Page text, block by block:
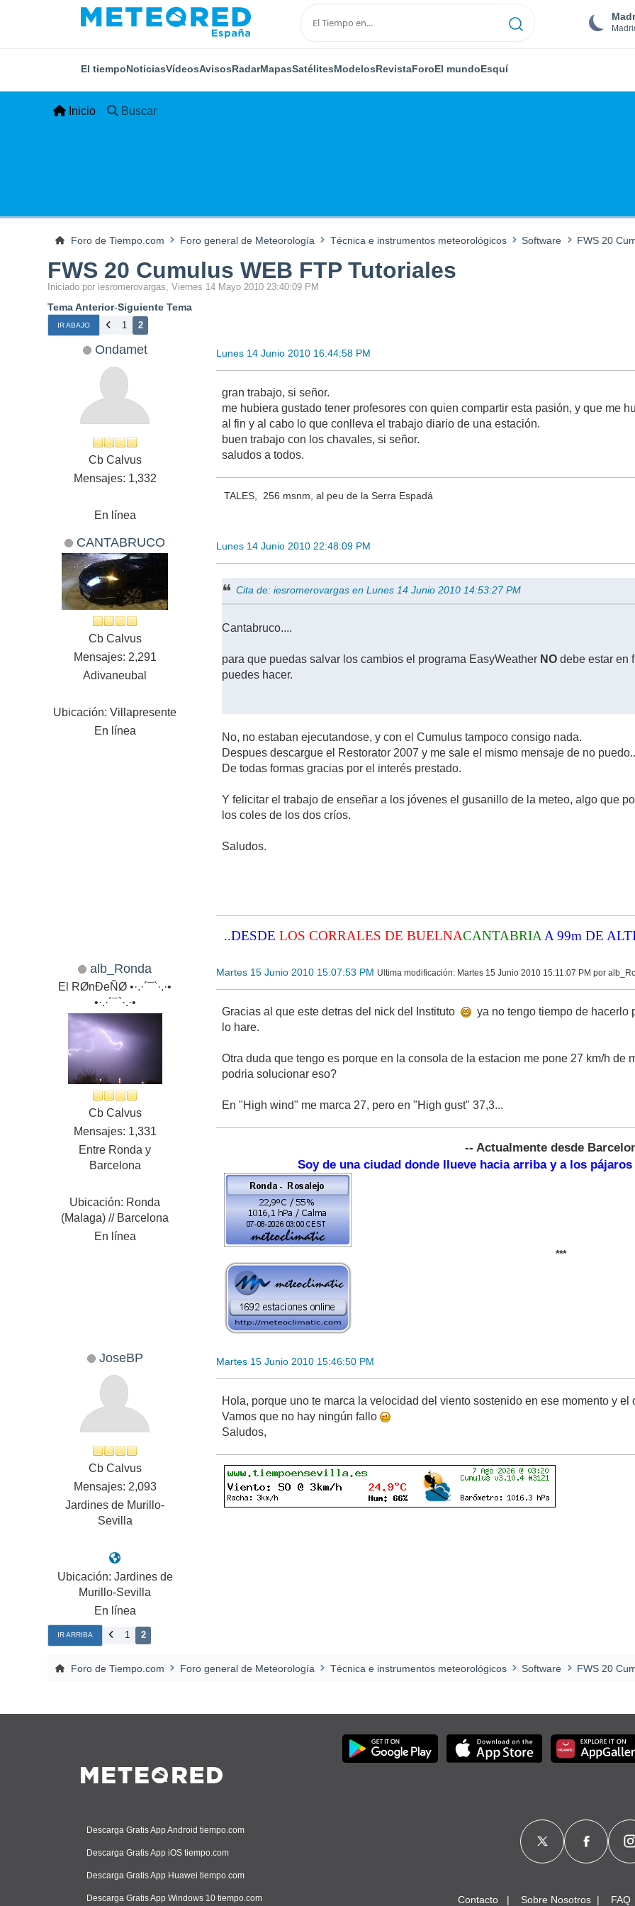
El tiempoNoticiasVídeosAvisosRadarMapasSatélitesModelosRevistaForoEl mundoEsquí
Inicio Buscar
Foro de Tiempo.com Foro general de Meteorología Técnica e instrumentos meteorológicos Software FWS 20
FWS 20 Cumulus WEB FTP Tutoriales
Iniciado por iesromerovargas, Viernes 14 Mayo 2010 23:40:09 PM
Tema Anterior-Siguiente Tema
IR ABAJO 1 2
Ondamet
Cb Calvus
Mensajes: 1,332
En línea
Lunes 14 Junio 2010 16:44:58 PM
gran trabajo, si señor.
me hubiera gustado tener profesores con quien compartir esta pasión, y que me
al fin y al cabo lo que conlleva el trabajo diario de una estación.
buen trabajo con los chavales, si señor.
saludos a todos.
TALES, 256 msnm, al peu de la Serra Espadá
CANTABRUCO
Cb Calvus
Mensajes: 2,291
Adivaneubal
Ubicación: Villapresente
En línea
Lunes 14 Junio 2010 22:48:09 PM
Cita de: iesromerovargas en Lunes 14 Junio 2010 14:53:27 PM
Cantabruco....
para que puedas salvar los cambios el programa EasyWeather NO debe estar en
puedes hacer.
No, no estaban ejecutandose, y con el Cumulus tampoco consigo nada.
Despues descargue el Restorator 2007 y me sale el mismo mensaje de no
De todas formas gracias por el interés prestado.
Y felicitar el trabajo de enseñar a los jóvenes el gusanillo de la meteo, algo que
los coles de los dos críos.
Saludos.
..DESDE LOS CORRALES DE BUELNACANTABRIA A 99m DE
alb_Ronda
El RØnÐeÑØ •·.·´¯`·.·•
•·.·´¯`·.·•
Cb Calvus
Mensajes: 1,331
Entre Ronda y
Barcelona
Ubicación: Ronda
(Malaga) // Barcelona
En línea
Martes 15 Junio 2010 15:07:53 PM Ultima modificación: Martes 15 Junio 2010 15:11:07 PM por
Gracias al que este detras del nick del Instituto
ya no tengo tiempo de hacerlo
lo hare.
Otra duda que tengo es porque en la consola de la estacion me pone 27 km/h
podria solucionar eso?
En "High wind" me marca 27, pero en "High gust" 37,3...
-- Actualmente desde
Soy de una ciudad donde llueve hacia arriba y a los
***
JoseBP
Cb Calvus
Mensajes: 2,093
Jardines de Murillo-
Sevilla
Ubicación: Jardines de
Murillo-Sevilla
En línea
Martes 15 Junio 2010 15:46:50 PM
Hola, porque uno te marca la velocidad del viento sostenido en ese momento y
Vamos que no hay ningún fallo
Saludos,
IR ARRIBA 1 2
Foro de Tiempo.com Foro general de Meteorología Técnica e instrumentos meteorológicos Software FWS 20
Descarga Gratis App Android tiempo.com
Descarga Gratis App iOS tiempo.com
Descarga Gratis App Huawei tiempo.com
Descarga Gratis App Windows 10 tiempo.com Contacto Sobre Nosotros FAQ